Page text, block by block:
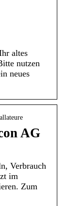
altes
nutzen
neues
AG
Verbrauch
im
Zum